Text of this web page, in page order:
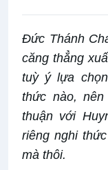
Đức Thánh
căng thẳng
tuỳ ý lựa
thức nào,
thuận với
riêng nghi
mà thôi.